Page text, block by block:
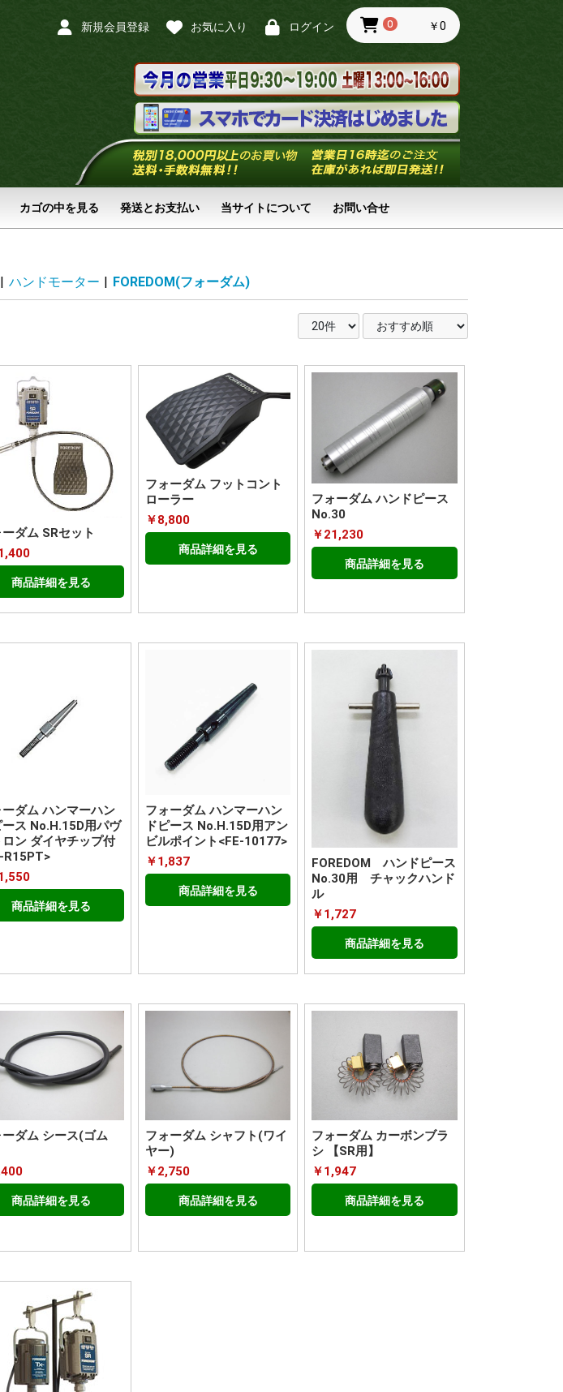
新規会員登録 お気に入り ログイン 0 ￥0
カゴの中を見る 発送とお支払い 当サイトについて お問い合せ
| ハンドモーター | FOREDOM(フォーダム)
ダム SRセット
商品詳細を見る
フォーダム フットコント
ローラー
￥8,800
商品詳細を見る
フォーダム ハンドピース
No.30
￥21,230
商品詳細を見る
ーダム ハンマーハン
ース No.H.15D用パヴ
ロン ダイヤチップ付
R15PT>
商品詳細を見る
フォーダム ハンマーハン
ドピース No.H.15D用アン
ビルポイント<FE-10177>
￥1,837
商品詳細を見る
FOREDOM ハンドピース
No.30用 チャックハンド
ル
￥1,727
商品詳細を見る
ーダム シース(ゴム
商品詳細を見る
フォーダム シャフト(ワイ
ヤー)
￥2,750
商品詳細を見る
フォーダム カーボンブラ
シ 【SR用】
￥1,947
商品詳細を見る